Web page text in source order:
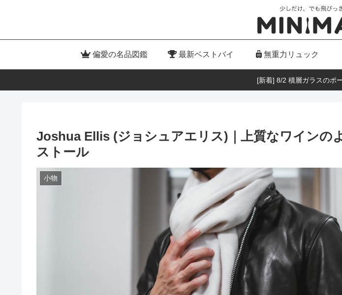
偏愛の名品図鑑 最新ベストバイ 無重力リュック
[新着] 8/2 積層ガラスのポ
Joshua Ellis (ジョシュアエリス)｜上質なワインの
ストール
小物